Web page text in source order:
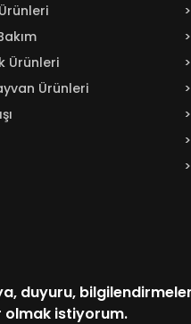
Ürünleri
Ürünleri
duyuru,
olmak istiyorum.